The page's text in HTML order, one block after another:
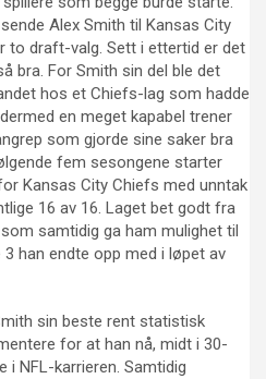
Alex Smith til Kansas City
to draft-valg. Sett i ettertid er det
bra. For Smith sin del ble det
hos et Chiefs-lag som hadde
en meget kapabel trener
som gjorde sine saker bra
fem sesongene starter
Kansas City Chiefs med unntak
16 av 16. Laget bet godt fra
samtidig ga ham mulighet til
han endte opp med i løpet av
sin beste rent statistisk
for at han nå, midt i 30-
i NFL-karrieren. Samtidig